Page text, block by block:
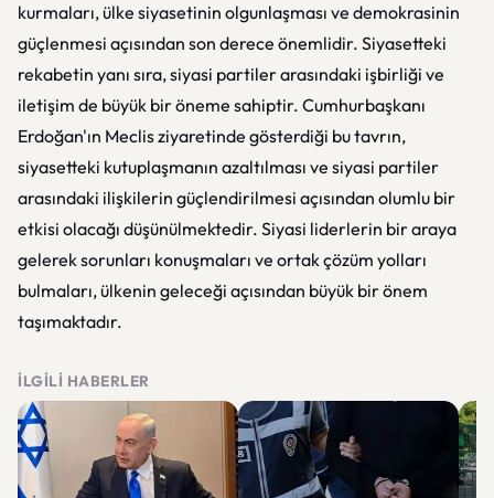
kurmaları, ülke siyasetinin olgunlaşması ve demokrasinin
güçlenmesi açısından son derece önemlidir. Siyasetteki
rekabetin yanı sıra, siyasi partiler arasındaki işbirliği ve
iletişim de büyük bir öneme sahiptir. Cumhurbaşkanı
Erdoğan'ın Meclis ziyaretinde gösterdiği bu tavrın,
siyasetteki kutuplaşmanın azaltılması ve siyasi partiler
arasındaki ilişkilerin güçlendirilmesi açısından olumlu bir
etkisi olacağı düşünülmektedir. Siyasi liderlerin bir araya
gelerek sorunları konuşmaları ve ortak çözüm yolları
bulmaları, ülkenin geleceği açısından büyük bir önem
taşımaktadır.
İLGILI HABERLER